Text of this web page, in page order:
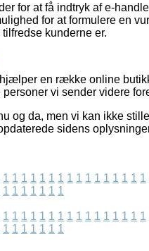
for at få indtryk af e-
for at formulere en
kunderne er.
en række online
vi sender videre
og da, men vi kan ikke
sidens
1 1 1 1 1 1 1 1 1 1 1 1 1 1 1 1
1 1 1 1 1 1 1
1 1 1 1 1 1 1 1 1 1 1 1 1 1 1 1
1 1 1 1 1 1 1